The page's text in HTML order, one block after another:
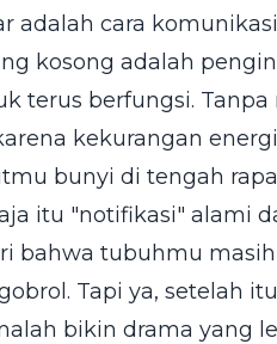
adalah cara
kosong adalah
terus berfungsi.
kekurangan
bunyi di tengah
itu "notifikasi" alami
bahwa tubuhmu
Tapi ya, setelah
bikin drama yang